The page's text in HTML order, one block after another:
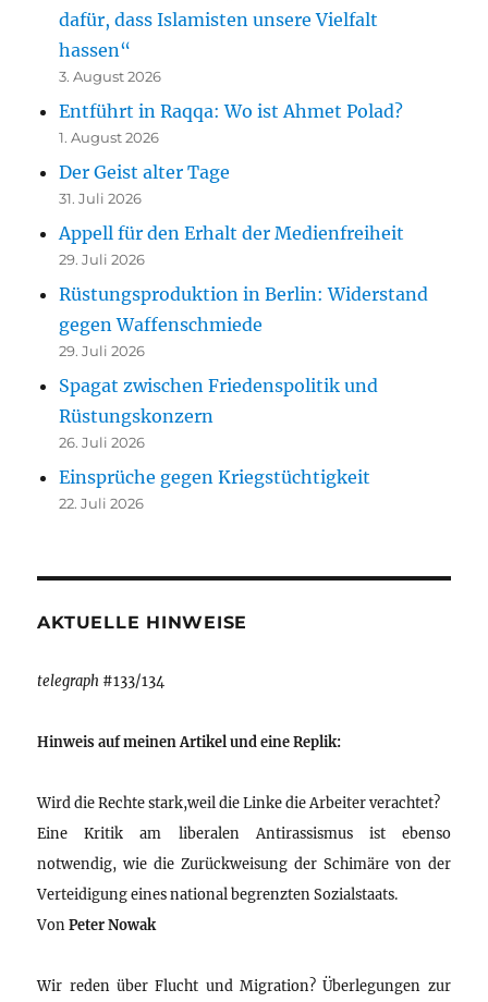
dafür, dass Islamisten unsere Vielfalt
hassen“
3. August 2026
Entführt in Raqqa: Wo ist Ahmet Polad?
1. August 2026
Der Geist alter Tage
31. Juli 2026
Appell für den Erhalt der Medienfreiheit
29. Juli 2026
Rüstungsproduktion in Berlin: Widerstand
gegen Waffenschmiede
29. Juli 2026
Spagat zwischen Friedenspolitik und
Rüstungskonzern
26. Juli 2026
Einsprüche gegen Kriegstüchtigkeit
22. Juli 2026
AKTUELLE HINWEISE
telegraph #133/134
Hinweis auf meinen Artikel und eine Replik:
Wird die Rechte stark,weil die Linke die Arbeiter verachtet?
Eine Kritik am liberalen Antirassismus ist ebenso
notwendig, wie die Zurückweisung der Schimäre von der
Verteidigung eines national begrenzten Sozialstaats.
VonPeter Nowak
Wir reden über Flucht und Migration? Überlegungen zur